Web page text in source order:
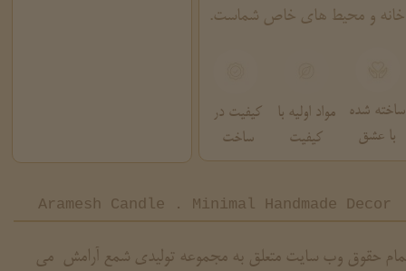
حقوق وب سایت متعلق به مجموعه تولیدی شمع آرامش می
خانه و محیط های خاص شماست.
ساخته شده
با عشق
مواد اولیه با
کیفیت
کیفیت در
ساخت
Aramesh Candle . Minimal Handmade Decor